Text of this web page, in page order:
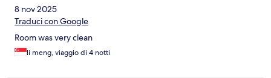
8 nov 2025
Traduci con Google
Room was very clean
li meng, viaggio di 4 notti